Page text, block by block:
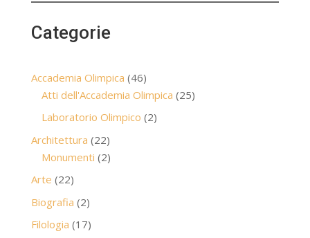
Categorie
Accademia Olimpica 4646
prodotti
Atti dell'Accademia Olimpica 2525
Laboratorio Olimpico 22
Architettura 2222
prodotti
Monumenti 22
Arte 2222
prodotti
Biografia 22
prodotti
Filologia 1717